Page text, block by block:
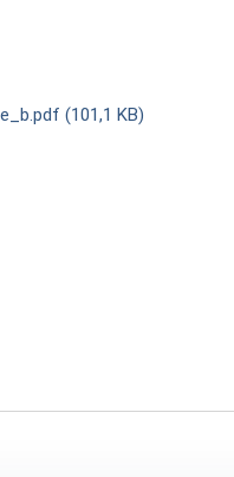
(101,1 KB)